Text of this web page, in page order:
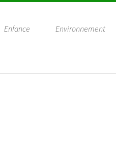
Enfance Environnement